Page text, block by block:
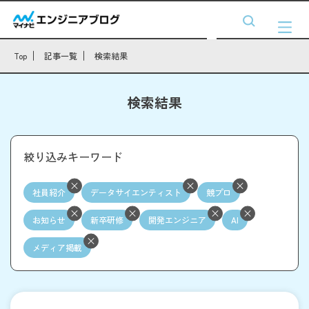
Top 記事一覧 検索結果
検索結果
絞り込みキーワード
社員紹介 データサイエンティスト 競プロ
お知らせ 新卒研修 開発エンジニア AI
メディア掲載